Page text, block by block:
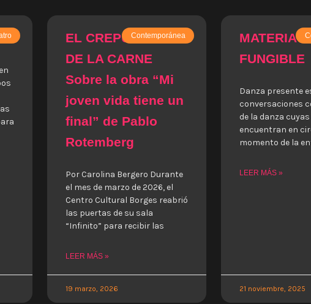
Contemporánea
EL CREPÚSCULO
DE LA CARNE
Sobre la obra “Mi
joven vida tiene un
final” de Pablo
Rotemberg
Por Carolina Bergero Durante
el mes de marzo de 2026, el
Centro Cultural Borges reabrió
las puertas de su sala
“Infinito” para recibir las
LEER MÁS »
19 marzo, 2026
MATERIA
FUNGIBLE
Danza presente
conversaciones
de la danza
encuentran en
momento de la
LEER MÁS »
21 noviembre, 2025
PagePage